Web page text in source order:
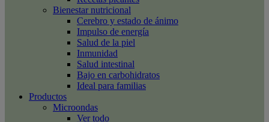
Bienestar nutricional
Cerebro y estado de ánimo
Impulso de energía
Salud de la piel
Inmunidad
Salud intestinal
Bajo en carbohidratos
Ideal para familias
Productos
Microondas
Ver todo